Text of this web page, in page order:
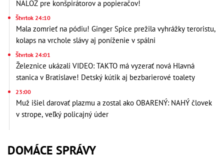
NÁLOŽ pre konšpirátorov a popieračov!
Štvrtok 24:10
Mala zomrieť na pódiu! Ginger Spice prežila vyhrážky teroristu,
kolaps na vrchole slávy aj poníženie v spálni
Štvrtok 24:01
Železnice ukázali VIDEO: TAKTO má vyzerať nová Hlavná
stanica v Bratislave! Detský kútik aj bezbarierové toalety
23:00
Muž išiel darovať plazmu a zostal ako OBARENÝ: NAHÝ človek
v strope, veľký policajný úder
DOMÁCE SPRÁVY